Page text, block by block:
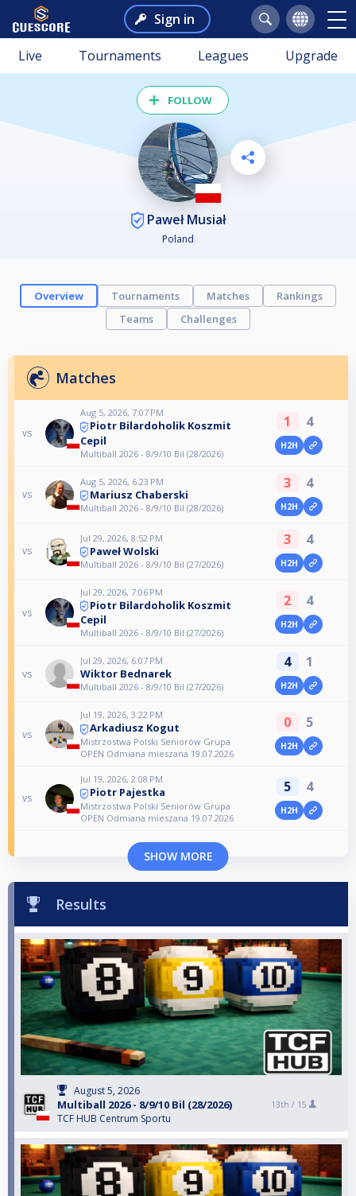
Sign in
Live Tournaments Leagues Upgrade
FOLLOW
Paweł Musiał
Poland
Overview Tournaments Matches
Rankings
Teams
Challenges
Matches
vs
Aug 5, 2026, 7:07 PM
Piotr Bilardoholik Koszmit
Cepil
Multiball 2026 - 8/9/10 Bil (28/2026)
1 4
H2H
vs
Aug 5, 2026, 6:23 PM
Mariusz Chaberski
Multiball 2026 - 8/9/10 Bil (28/2026)
3 4
H2H
vs
Jul 29, 2026, 8:52 PM
Paweł Wolski
Multiball 2026 - 8/9/10 Bil (27/2026)
3 4
H2H
vs
Jul 29, 2026, 7:06 PM
Piotr Bilardoholik Koszmit
Cepil
Multiball 2026 - 8/9/10 Bil (27/2026)
2 4
H2H
vs
Jul 29, 2026, 6:07 PM
Wiktor Bednarek
Multiball 2026 - 8/9/10 Bil (27/2026)
4 1
H2H
vs
Jul 19, 2026, 3:22 PM
Arkadiusz Kogut
Mistrzostwa Polski Seniorów Grupa
OPEN Odmiana mieszana 19.07.2026
0 5
H2H
vs
Jul 19, 2026, 2:08 PM
Piotr Pajestka
Mistrzostwa Polski Seniorów Grupa
OPEN Odmiana mieszana 19.07.2026
5 4
H2H
SHOW MORE
Results
August 5, 2026
Multiball 2026 - 8/9/10 Bil (28/2026)
TCF HUB Centrum Sportu
13th / 15